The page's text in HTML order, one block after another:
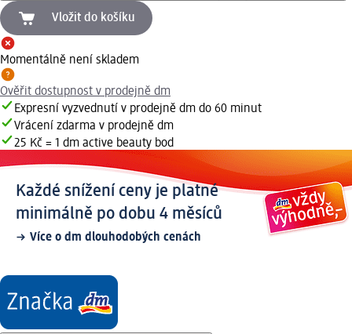
Vložit do košíku
Momentálně není skladem
Ověřit dostupnost v prodejně dm
Expresní vyzvednutí v prodejně dm do 60 minut
Vrácení zdarma v prodejně dm
25 Kč = 1 dm active beauty bod
Každé snížení ceny je platné
minimálně po dobu 4 měsíců
Více o dm dlouhodobých cenách